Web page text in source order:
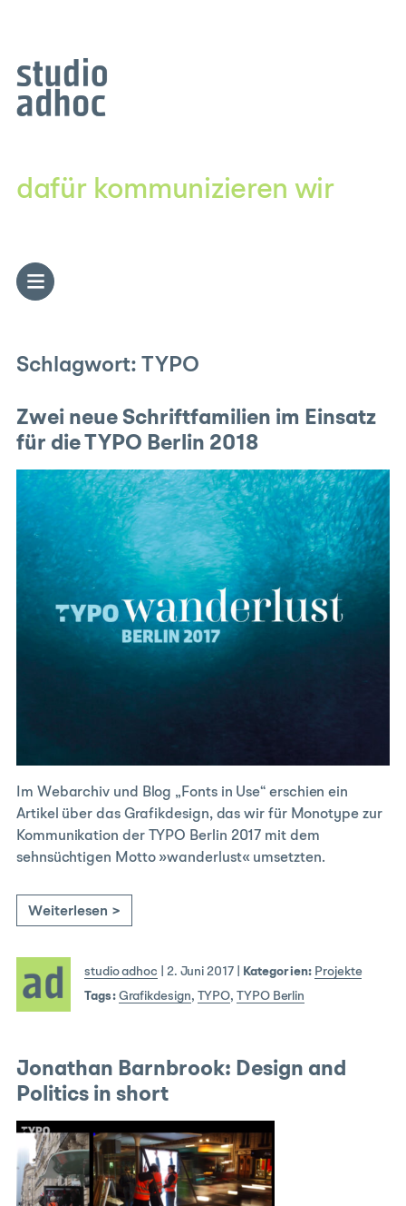
dafür kommunizieren wir
Schlagwort: TYPO
Zwei neue Schriftfamilien im Einsatz
für die TYPO Berlin 2018
Im Webarchiv und Blog „Fonts in Use“ erschien ein
Artikel über das Grafikdesign, das wir für Monotype zur
Kommunikation der TYPO Berlin 2017 mit dem
sehnsüchtigen Motto »wanderlust« umsetzten.
Weiterlesen >
studio adhoc 2. Juni 2017| Kategorien: Projekte
Tags: Grafikdesign, TYPO,TYPO Berlin
Jonathan Barnbrook: Design and
Politics in short